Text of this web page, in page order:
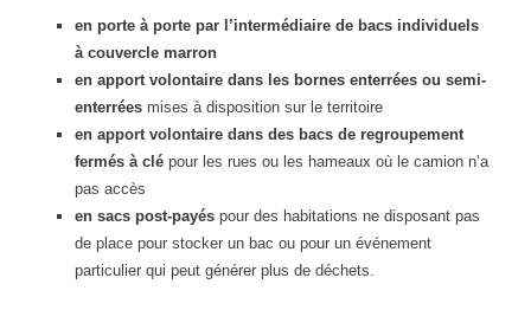
en porte à porte par l’intermédiaire de bacs individuels
à couvercle marron
en apport volontaire dans les bornes enterrées ou semi-
enterrées mises à disposition sur le territoire
en apport volontaire dans des bacs de regroupement
fermés à clé pour les rues ou les hameaux où le camion n’a
pas accès
en sacs post-payés pour des habitations ne disposant pas
de place pour stocker un bac ou pour un événement
particulier qui peut générer plus de déchets.